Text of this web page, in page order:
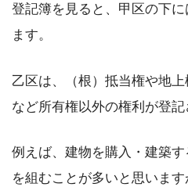
登記簿を見ると、甲区の下
ます。
乙区は、（根）抵当権や地
など所有権以外の権利が登記
例えば、建物を購入・建築
を組むことが多いと思いま